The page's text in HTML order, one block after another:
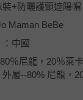
+防曬護頸遮陽帽
Maman BeBe
中國
％尼龍，20％萊
層--80% 尼龍，